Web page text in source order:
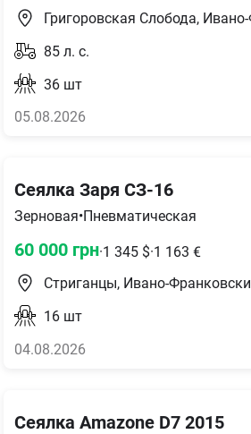
Григоровская Слобода,
85 л. с.
36 шт
05.08.2026
Сеялка Заря СЗ-16
Зерновая•Пневматическая
60 000 грн·1 345 $·1 163 €
Стриганцы, Ивано-
16 шт
04.08.2026
Сеялка Amazone D7 2015